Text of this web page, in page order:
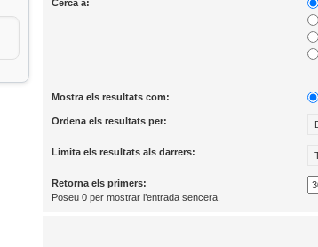
Cerca a:
Mostra els resultats com:
Ordena els resultats per:
Limita els resultats als darrers:
Retorna els primers:
Poseu 0 per mostrar l’entrada sencera.